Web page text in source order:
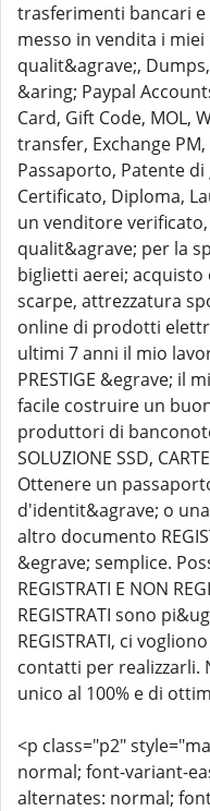
trasferimenti bancari e
messo in vendita i
qualit&agrave;,
&aring; Paypal
Card, Gift Code, MOL,
transfer, Exchange PM,
Passaporto, Patente
Certificato, Diploma,
un venditore
qualit&agrave; per la
biglietti aerei;
scarpe, attrezzatura
online di prodotti
ultimi 7 anni il mio
PRESTIGE &egrave; il
facile costruire un
produttori di
SOLUZIONE SSD,
Ottenere un
d'identit&agrave; o
altro documento
&egrave; semplice.
REGISTRATI E NON
REGISTRATI sono
REGISTRATI, ci
contatti per realizzarli.
unico al 100% e di
<p class="p2"
normal; font-variant-
alternates: normal;